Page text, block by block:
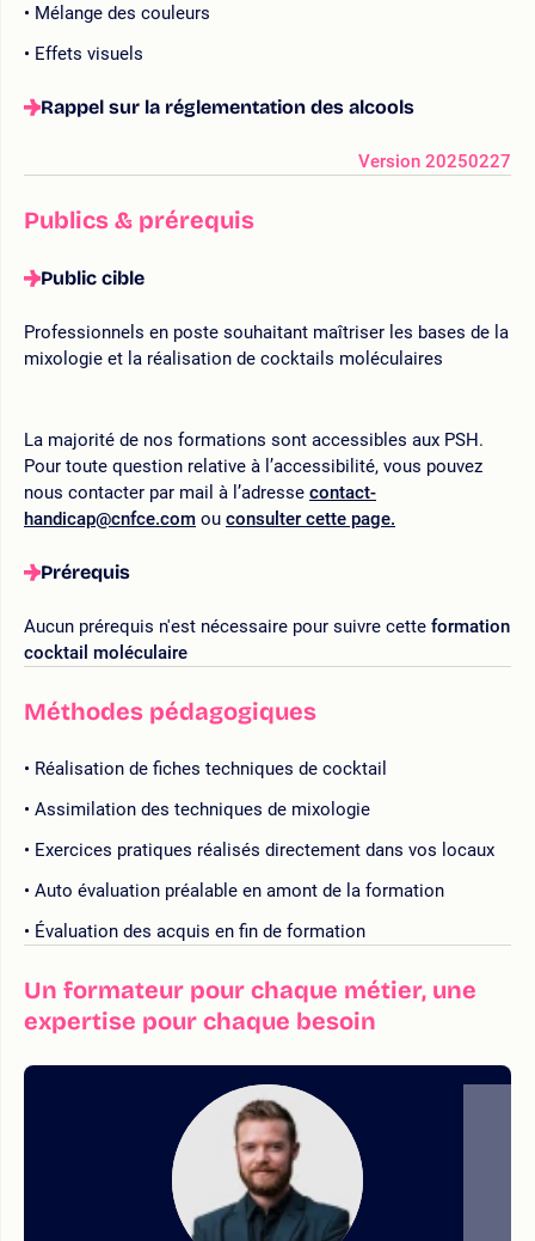
Mélange des couleurs
Effets visuels
Rappel sur la réglementation des alcools
Version 20250227
Publics & prérequis
Public cible
Professionnels en poste souhaitant maîtriser les bases de la
mixologie et la réalisation de cocktails moléculaires
La majorité de nos formations sont accessibles aux PSH.
Pour toute question relative à l’accessibilité, vous pouvez
nous contacter par mail à l’adresse contact-
handicap@cnfce.com ou consulter cette page.
Prérequis
Aucun prérequis n'est nécessaire pour suivre cette formation
cocktail moléculaire
Méthodes pédagogiques
Réalisation de fiches techniques de cocktail
Assimilation des techniques de mixologie
Exercices pratiques réalisés directement dans vos locaux
Auto évaluation préalable en amont de la formation
Évaluation des acquis en fin de formation
Un formateur pour chaque métier, une
expertise pour chaque besoin